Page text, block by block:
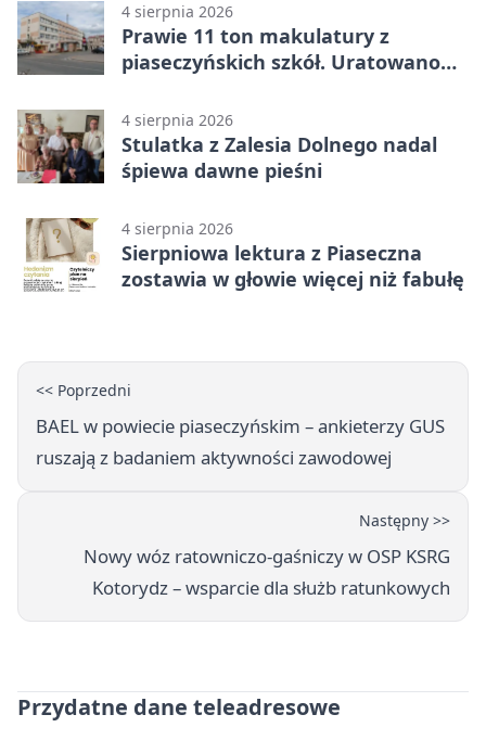
4 sierpnia 2026
Prawie 11 ton makulatury z
piaseczyńskich szkół. Uratowano
4 sierpnia 2026
Stulatka z Zalesia Dolnego nadal
śpiewa dawne pieśni
4 sierpnia 2026
Sierpniowa lektura z Piaseczna
zostawia w głowie więcej niż fabułę
<< Poprzedni
BAEL w powiecie piaseczyńskim – ankieterzy GUS
ruszają z badaniem aktywności zawodowej
Następny >>
Nowy wóz ratowniczo-gaśniczy w OSP KSRG
Kotorydz – wsparcie dla służb ratunkowych
Przydatne dane teleadresowe